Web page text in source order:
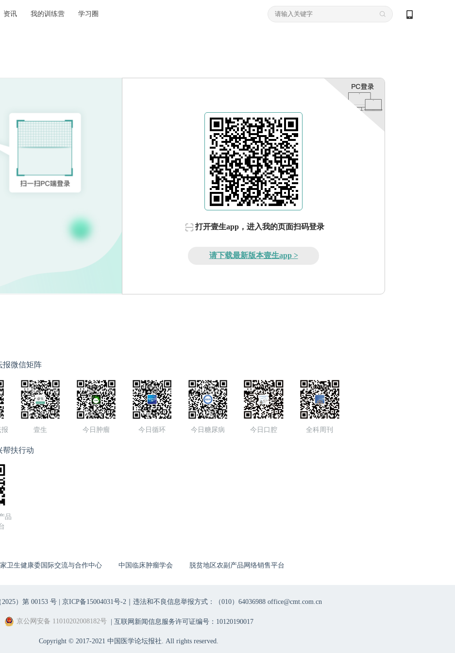
资讯 我的训练营 学习圈
打开壹生app，进入我的页面扫码登录
请下载最新版本壹生app >
报微信矩阵
壹生 今日肿瘤 今日循环 今日糖尿病 今日口腔 全科周刊
帮扶行动
品
家卫生健康委国际交流与合作中心 中国临床肿瘤学会 脱贫地区农副产品网络销售平台
）第 00153 号 | 京ICP备15004031号-2｜违法和不良信息举报方式：（010）64036988 office@cmt.com.cn
京公网安备 11010202008182号| 互联网新闻信息服务许可证编号：10120190017
Copyright © 2017-2021 中国医学论坛报社. All rights reserved.